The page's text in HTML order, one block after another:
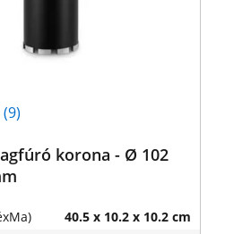
(9)
korona - Ø 102
40.5 x 10.2 x 10.2 cm